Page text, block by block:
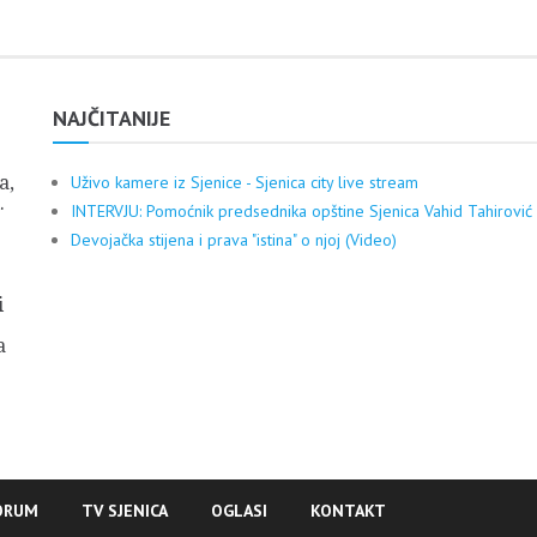
NAJČITANIJE
Uživo kamere iz Sjenice - Sjenica city live stream
INTERVJU: Pomoćnik predsednika opštine Sjenica Vahid Tahirović
Devojačka stijena i prava "istina" o njoj (Video)
TV SJENICA OGLASI KONTAKT